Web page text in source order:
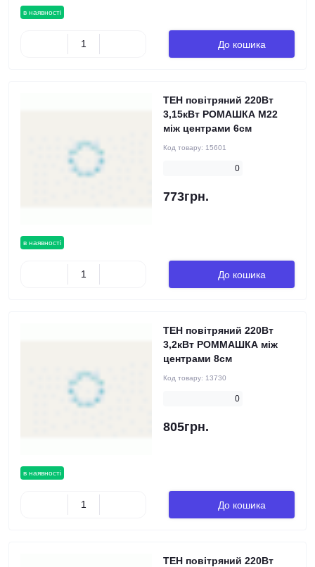
в наявності
До кошика
в наявності
ТЕН повітряний 220Вт
3,15кВт РОМАШКА М22
між центрами 6см
Код товару: 15601
0
773грн.
До кошика
в наявності
ТЕН повітряний 220Вт
3,2кВт РОММАШКА між
центрами 8см
Код товару: 13730
0
805грн.
До кошика
ТЕН повітряний 220Вт